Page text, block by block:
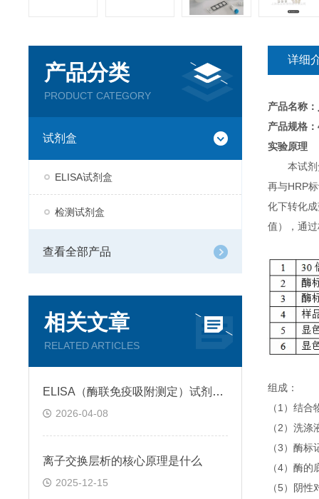
产品分类
PRODUCT CATEGORY
试剂盒
ELISA试剂盒
检测试剂盒
查看全部产品
相关文章
RELATED ARTICLES
ELISA（酶联免疫吸附测定）试剂盒原理类型检测方法
2026-04-08
离子交换层析的核心原理是什么
2025-12-15
详细
产品名称：
产品规格
实验原理
本试
再与HRP
化下转化
值），通
组成：
（1）结
（2）洗
（3）酶
（4）酶的
（5）阴